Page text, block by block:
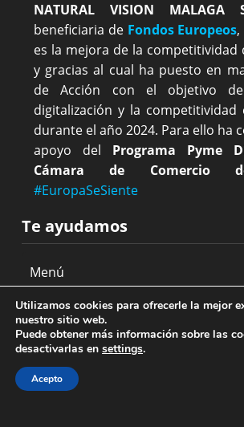
NATURAL VISION MALAGA
beneficiaria de Fondos Europeos
es la mejora de la competitividad
y gracias al cual ha puesto en
de Acción con el objetivo
digitalización y la competitividad
durante el año 2024. Para ello ha
apoyo del Programa Pyme
Cámara de Comercio
#EuropaSeSiente
Te ayudamos
textos legales
Utilizamos cookies para ofrecerle la mejor
nuestro sitio web.
Puede obtener más información sobre las
desactivarlas en settings.
Acepto